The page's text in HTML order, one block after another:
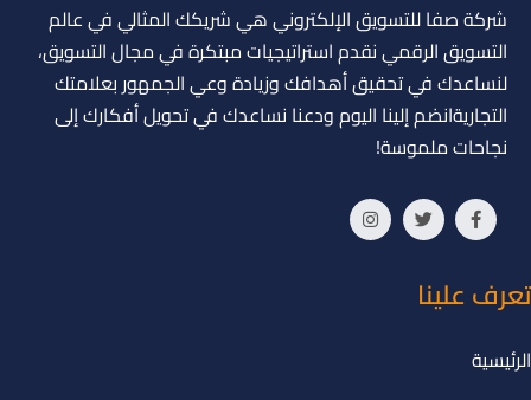
شركة صفا للتسويق الإلكتروني هي شريكك المثالي في عالم
التسويق الرقمي نقدم استراتيجيات مبتكرة في مجال التسويق،
لنساعدك في تحقيق أهدافك وزيادة وعي الجمهور بعلامتك
التجاريةانضم إلينا اليوم ودعنا نساعدك في تحويل أفكارك إلى
نجاحات ملموسة!
تعرف علينا
الرئيسية